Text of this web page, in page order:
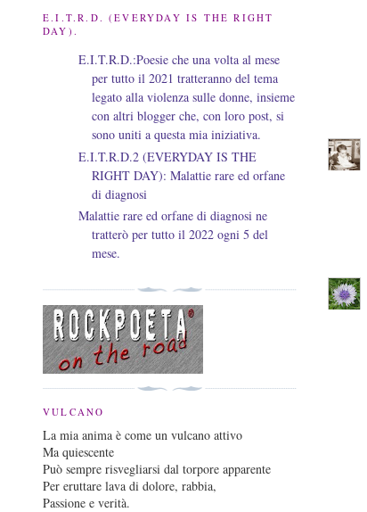
E.I.T.R.D. (EVERYDAY IS THE RIGHT
DAY).
E.I.T.R.D.:Poesie che una volta al mese
per tutto il 2021 tratteranno del tema
legato alla violenza sulle donne, insieme
con altri blogger che, con loro post, si
sono uniti a questa mia iniziativa.
E.I.T.R.D.2 (EVERYDAY IS THE
RIGHT DAY): Malattie rare ed orfane
di diagnosi
Malattie rare ed orfane di diagnosi ne
tratterò per tutto il 2022 ogni 5 del
mese.
VULCANO
La mia anima è come un vulcano attivo
Ma quiescente
Può sempre risvegliarsi dal torpore apparente
Per eruttare lava di dolore, rabbia,
Passione e verità.